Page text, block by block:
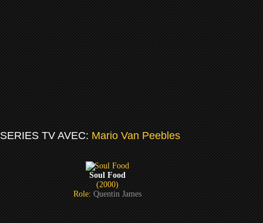
SERIES TV AVEC:Mario Van Peebles
Soul Food
(2000)
Role:Quentin James